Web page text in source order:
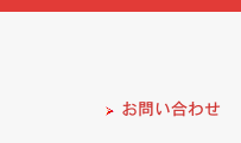
お問い合わせ